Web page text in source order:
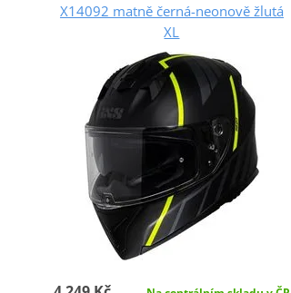
X14092 matně černá-neonově žlutá
XL